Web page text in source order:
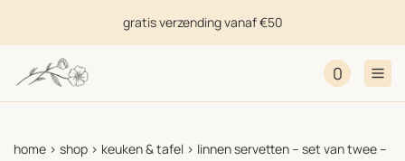
gratis verzending vanaf €50
0
home > shop > keuken & tafel > linnen servetten – set van twee –